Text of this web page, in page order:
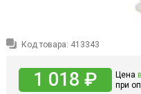
Код товара: 413343
1 018 ₽ Цена
при